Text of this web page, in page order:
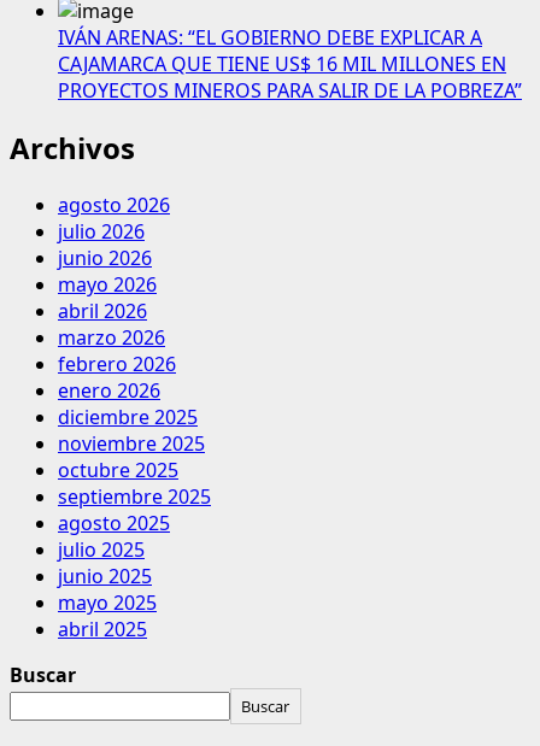
IVÁN ARENAS: “EL GOBIERNO DEBE EXPLICAR A
CAJAMARCA QUE TIENE US$ 16 MIL MILLONES EN
PROYECTOS MINEROS PARA SALIR DE LA POBREZA”
Archivos
agosto 2026
julio 2026
junio 2026
mayo 2026
abril 2026
marzo 2026
febrero 2026
enero 2026
diciembre 2025
noviembre 2025
octubre 2025
septiembre 2025
agosto 2025
julio 2025
junio 2025
mayo 2025
abril 2025
Buscar
Buscar